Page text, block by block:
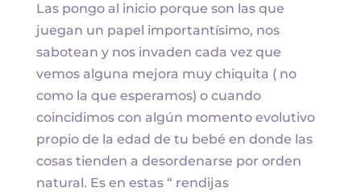
Las pongo al inicio porque son las que
juegan un papel importantísimo, nos
sabotean y nos invaden cada vez que
vemos alguna mejora muy chiquita ( no
como la que esperamos) o cuando
coincidimos con algún momento evolutivo
propio de la edad de tu bebé en donde las
cosas tienden a desordenarse por orden
natural. Es en estas “ rendijas